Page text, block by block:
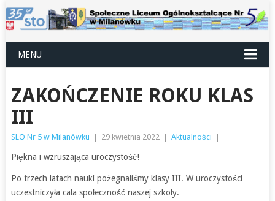
MENU
ZAKOŃCZENIE ROKU KLAS
III
SLO Nr 5 w Milanówku 29 kwietnia 2022 Aktualności
Piękna i wzruszająca uroczystość!
Po trzech latach nauki pożegnaliśmy klasy III. W uroczystości
uczestniczyła cała społeczność naszej szkoły.